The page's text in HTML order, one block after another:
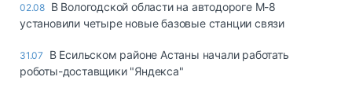
02.08 В Вологодской области на автодороге М-8
установили четыре новые базовые станции связи
31.07
В Есильском районе Астаны начали работать
роботы-доставщики "Яндекса"